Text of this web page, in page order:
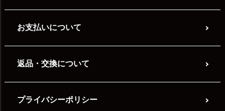
お支払いについて
返品・交換について
プライバシーポリシー